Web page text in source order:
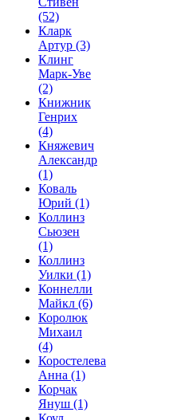
(52)
Кларк
Артур (3)
Клинг
Марк-Уве
(2)
Книжник
Генрих
(4)
Княжевич
Александр
(1)
Коваль
Юрий (1)
Коллинз
Сьюзен
(1)
Коллинз
Уилки (1)
Коннелли
Майкл (6)
Королюк
Михаил
(4)
Коростелева
Анна (1)
Корчак
Януш (1)